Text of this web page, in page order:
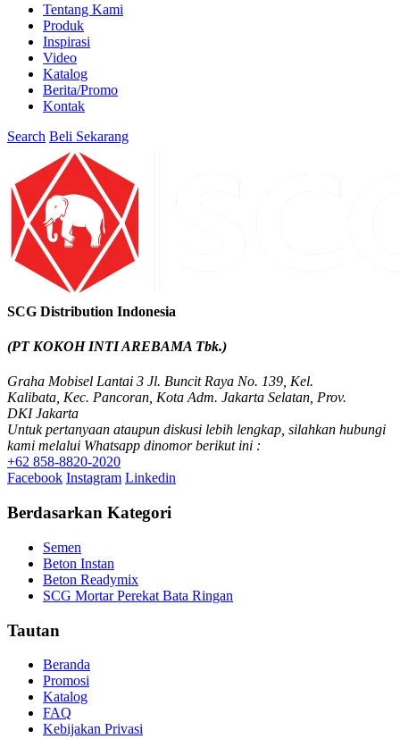
Tentang Kami
Produk
Inspirasi
Video
Katalog
Berita/Promo
Kontak
Search Beli Sekarang
SCG Distribution Indonesia
(PT KOKOH INTI AREBAMA Tbk.)
Graha Mobisel Lantai 3 Jl. Buncit Raya No. 139, Kel.
Kalibata, Kec. Pancoran, Kota Adm. Jakarta Selatan, Prov.
DKI Jakarta
Untuk pertanyaan ataupun diskusi lebih lengkap, silahkan hubungi
kami melalui Whatsapp dinomor berikut ini :
+62 858-8820-2020
Facebook Instagram Linkedin
Berdasarkan Kategori
Semen
Beton Instan
Beton Readymix
SCG Mortar Perekat Bata Ringan
Tautan
Beranda
Promosi
Katalog
FAQ
Kebijakan Privasi